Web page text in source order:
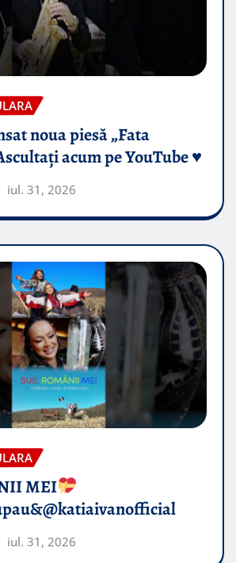
noua piesă „Fata
acum pe YouTube ♥️
iul. 31, 2026
MEI
iul. 31, 2026